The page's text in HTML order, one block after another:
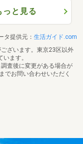
っと見る
タ提供元： 生活ガイド.com
ざいます。東京23区以外
ます。
査後に変更がある場合が
でお問い合わせいただく